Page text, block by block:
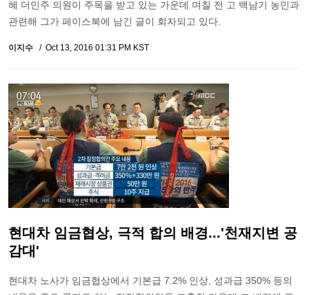
혜 더민주 의원이 주목을 받고 있는 가운데 며칠 전 고 백남기 농민과
관련해 그가 페이스북에 남긴 글이 회자되고 있다.
이지수 Oct 13, 2016 01:31 PM KST
현대차 임금협상, 극적 합의 배경...'천재지변 공
감대'
현대차 노사가 임금협상에서 기본급 7.2% 인상, 성과급 350% 등의